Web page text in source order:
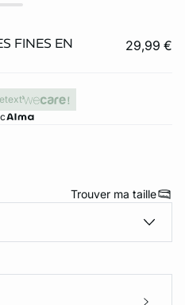
FINES EN
29,99 €
Trouver ma taille